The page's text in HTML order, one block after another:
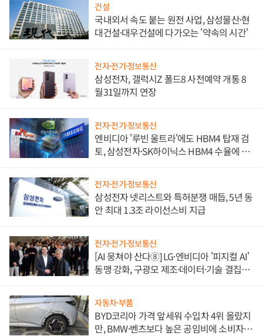
건설
국내외서 속도 붙는 원전 사업, 삼성물산·현
대건설·대우건설에 다가오는 '약속의 시간'
전자·전기·정보통신
삼성전자, 갤럭시Z 폴드8 사전예약 개통 8
월31일까지 연장
전자·전기·정보통신
엔비디아 '루빈 울트라'에도 HBM4 탑재 검
토, 삼성전자·SK하이닉스 HBM4 수율에 주
전자·전기·정보통신
삼성전자 넷리스트와 특허분쟁 매듭, 5년 동
안 최대 1.3조 라이선스비 지급
전자·전기·정보통신
[AI 뭉쳐야 산다⑧] LG·엔비디아 '피지컬 AI'
동맹 강화, 구광모 제조·데이터·기술 결집
자동차·부품
BYD코리아 가격 앞세워 수입차 4위 올랐지
만, BMW·벤츠보다 높은 공임비에 소비자